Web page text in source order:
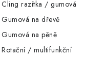
Cling razítka / gumová
Gumová na dřevě
Gumová na pěně
Rotační / multifunkční